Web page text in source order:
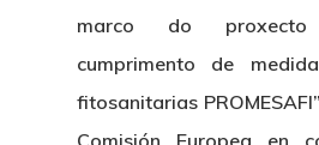
marco do
cumprimento de
fitosanitarias
Comisión Europea en